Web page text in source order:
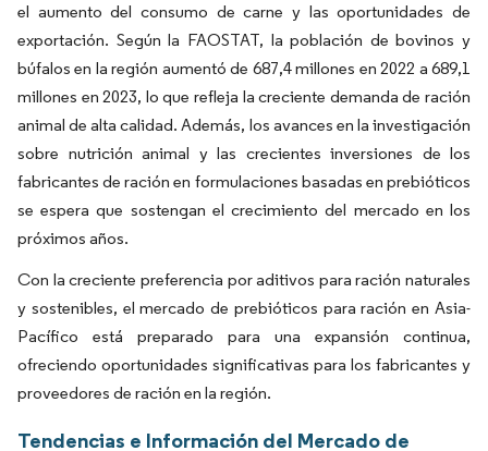
el aumento del consumo de carne y las oportunidades de
exportación. Según la FAOSTAT, la población de bovinos y
búfalos en la región aumentó de 687,4 millones en 2022 a 689,1
millones en 2023, lo que refleja la creciente demanda de ración
animal de alta calidad. Además, los avances en la investigación
sobre nutrición animal y las crecientes inversiones de los
fabricantes de ración en formulaciones basadas en prebióticos
se espera que sostengan el crecimiento del mercado en los
próximos años.
Con la creciente preferencia por aditivos para ración naturales
y sostenibles, el mercado de prebióticos para ración en Asia-
Pacífico está preparado para una expansión continua,
ofreciendo oportunidades significativas para los fabricantes y
proveedores de ración en la región.
Tendencias e Información del Mercado de